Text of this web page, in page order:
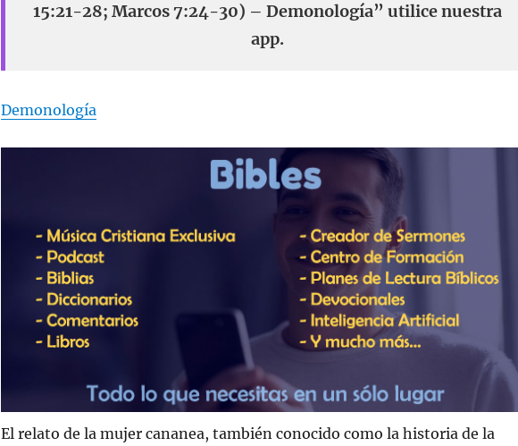
15:21-28; Marcos 7:24-30) – Demonología” utilice nuestra
app.
Demonología
El relato de la mujer cananea, también conocido como la historia de la